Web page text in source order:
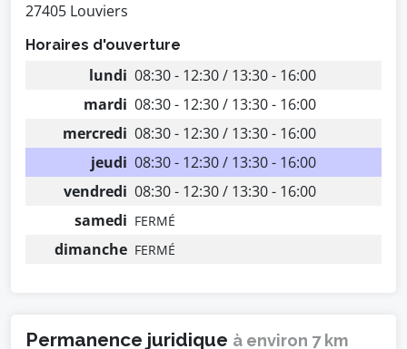
27405 Louviers
Horaires d'ouverture
lundi 08:30 - 12:30 / 13:30 - 16:00
mardi 08:30 - 12:30 / 13:30 - 16:00
mercredi 08:30 - 12:30 / 13:30 - 16:00
jeudi 08:30 - 12:30 / 13:30 - 16:00
vendredi 08:30 - 12:30 / 13:30 - 16:00
samedi FERMÉ
dimanche FERMÉ
Permanence juridique à environ 7 km